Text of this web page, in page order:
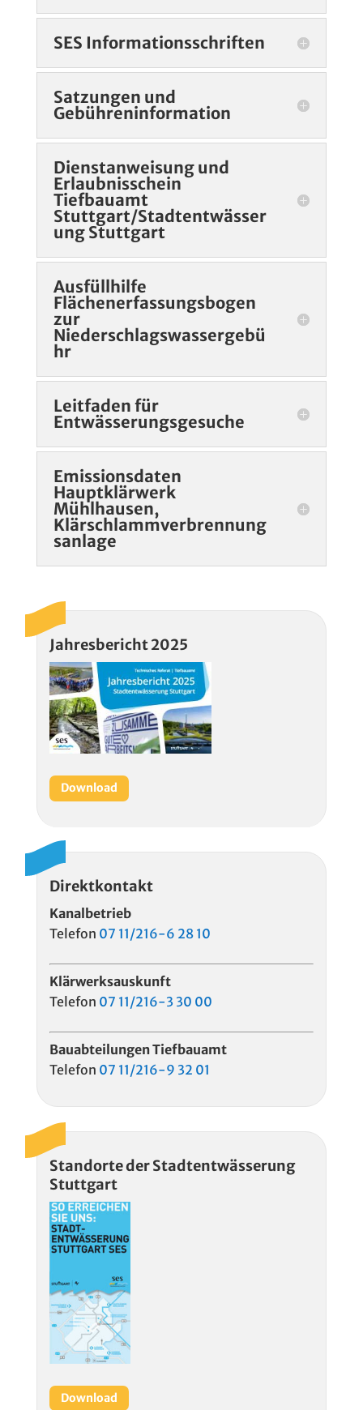
SES Informationsschriften
Satzungen und
Gebühreninformation
Dienstanweisung und
Erlaubnisschein
Tiefbauamt
Stuttgart/Stadtentwässer
ung Stuttgart
Ausfüllhilfe
Flächenerfassungsbogen
zur
Niederschlagswassergebü
hr
Leitfaden für
Entwässerungsgesuche
Emissionsdaten
Hauptklärwerk
Mühlhausen,
Klärschlammverbrennung
sanlage
Jahresbericht 2025
Download
Direktkontakt
Kanalbetrieb
Telefon 07 11/216-6 28 10
Klärwerksauskunft
Telefon 07 11/216-3 30 00
Bauabteilungen Tiefbauamt
Telefon 07 11/216-9 32 01
Standorte der Stadtentwässerung
Stuttgart
Download